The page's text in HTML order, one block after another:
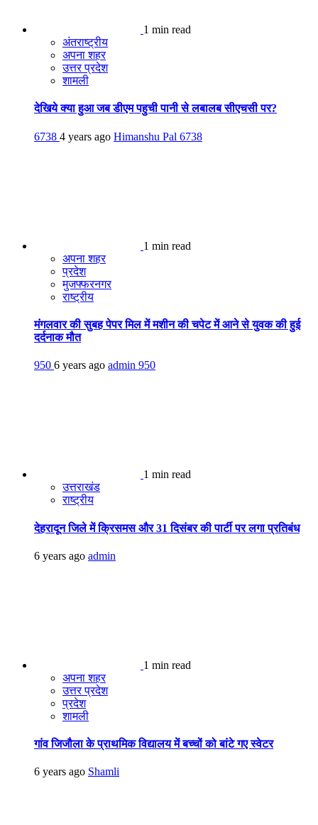
1 min read
अंतराष्ट्रीय
अपना शहर
उत्तर प्रदेश
शामली
देखिये क्या हुआ जब डीएम पहुची पानी से लबालब सीएचसी पर?
6738 4 years ago Himanshu Pal 6738
1 min read
अपना शहर
प्रदेश
मुजफ्फरनगर
राष्ट्रीय
मंगलवार की सुबह पेपर मिल में मशीन की चपेट में आने से युवक की हुई
दर्दनाक मौत
950 6 years ago admin 950
1 min read
उत्तराखंड
राष्ट्रीय
देहरादून जिले में क्रिसमस और 31 दिसंबर की पार्टी पर लगा प्रतिबंध
6 years ago admin
1 min read
अपना शहर
उत्तर प्रदेश
प्रदेश
शामली
गांव जिजौला के प्राथमिक विद्यालय में बच्चों को बांटे गए स्वेटर
6 years ago Shamli